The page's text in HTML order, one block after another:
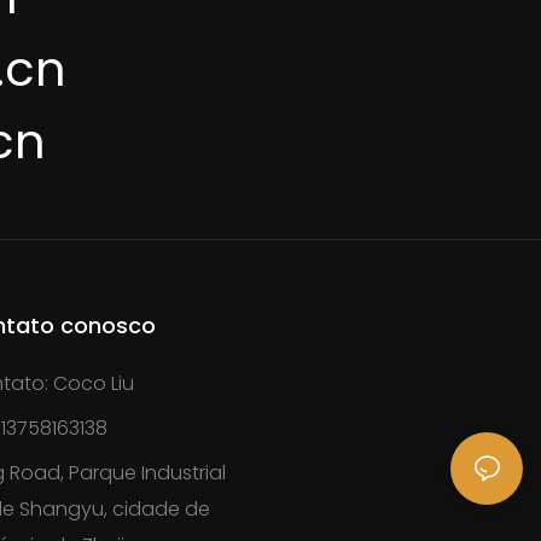
conosco
Coco Liu
Road, Parque Industrial
Shangyu, cidade de